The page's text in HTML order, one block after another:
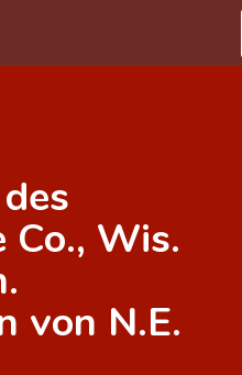
Co., Wis.
von N.E.